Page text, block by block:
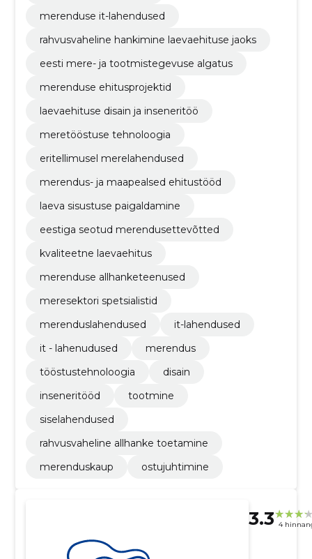
merenduse it-lahendused
rahvusvaheline hankimine laevaehituse jaoks
eesti mere- ja tootmistegevuse algatus
merenduse ehitusprojektid
laevaehituse disain ja inseneritöö
meretööstuse tehnoloogia
eritellimusel merelahendused
merendus- ja maapealsed ehitustööd
laeva sisustuse paigaldamine
eestiga seotud merendusettevõtted
kvaliteetne laevaehitus
merenduse allhanketeenused
meresektori spetsialistid
merenduslahendused
it-lahendused
it - lahenudused
merendus
tööstustehnoloogia
disain
inseneritööd
tootmine
siselahendused
rahvusvaheline allhanke toetamine
merenduskaup
ostujuhtimine
3.3 4